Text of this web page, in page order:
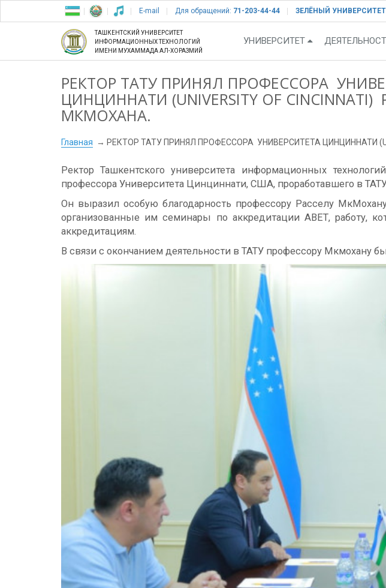
E-mail Для обращений: 71-203-44-44 ЗЕЛЁНЫЙ УНИВЕРСИТЕТ
ТАШКЕНТСКИЙ УНИВЕРСИТЕТ
ИНФОРМАЦИОННЫХ ТЕХНОЛОГИЙ
ИМЕНИ МУХАММАДА АЛ-ХОРАЗМИЙ
УНИВЕРСИТЕТ
РЕКТОР ТАТУ ПРИНЯЛ ПРОФЕССОРА
ЦИНЦИННАТИ (UNIVERSITY OF
МКМОХАНА.
Главная РЕКТОР ТАТУ ПРИНЯЛ ПРОФЕССОРА УНИВЕРСИТЕТА ЦИНЦИННАТИ
Ректор Ташкентского университета информационных
профессора Университета Цинциннати, США, проработавшего в
Он выразил особую благодарность профессору Расселу
организованные им семинары по аккредитации АВЕТ, работу,
аккредитациям.
В связи с окончанием деятельности в ТАТУ профессору